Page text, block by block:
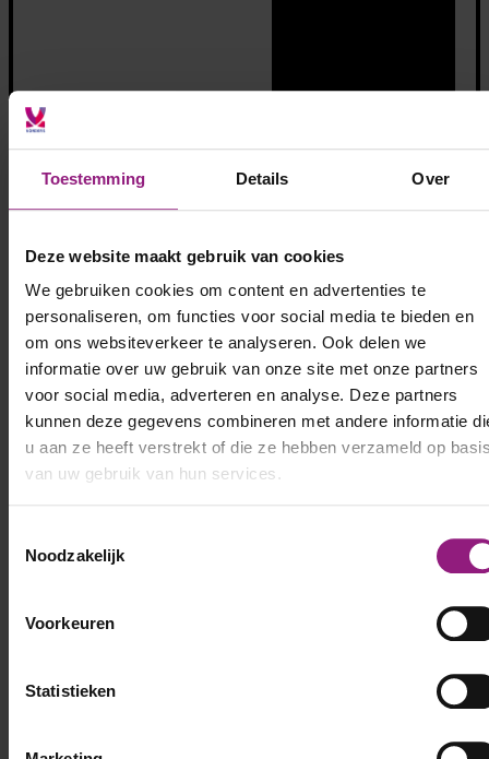
Toestemming Details Over
Deze website maakt gebruik van cookies
We gebruiken cookies om content en advertenties te
personaliseren, om functies voor social media te bieden en
om ons websiteverkeer te analyseren. Ook delen we
informatie over uw gebruik van onze site met onze partners
voor social media, adverteren en analyse. Deze partners
kunnen deze gegevens combineren met andere informatie
u aan ze heeft verstrekt of die ze hebben verzameld op
van uw gebruik van hun services.
Noodzakelijk
Voorkeuren
Statistieken
Bekijk alle opdrachten